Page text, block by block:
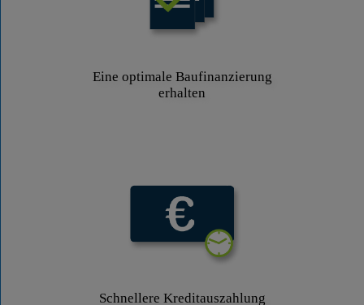
Eine optimale Baufinanzierung
erhalten
Schnellere Kreditauszahlung